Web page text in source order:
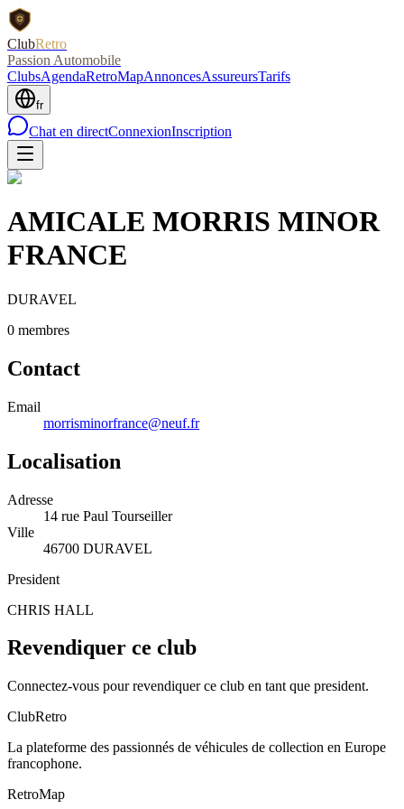
ClubRetro
Passion Automobile
ClubsAgendaRetroMapAnnoncesAssureursTarifs
fr
Chat en directConnexionInscription
AMICALE MORRIS MINOR
FRANCE
DURAVEL
0 membres
Contact
Email
morrisminorfrance@neuf.fr
Localisation
Adresse
14 rue Paul Tourseiller
Ville
46700 DURAVEL
President
CHRIS HALL
Revendiquer ce club
Connectez-vous pour revendiquer ce club en tant que president.
ClubRetro
La plateforme des passionnés de véhicules de collection en Europe
francophone.
RetroMap